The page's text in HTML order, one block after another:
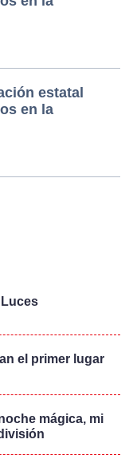
estatal
en la
el primer lugar
mágica, mi